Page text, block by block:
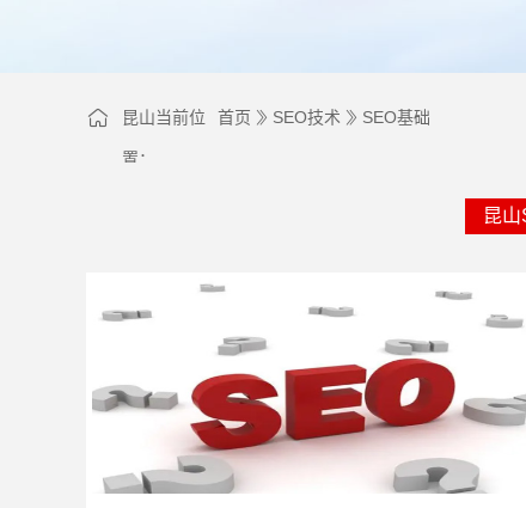
昆山当前位
置：
首页 SEO技术 SEO基础
昆